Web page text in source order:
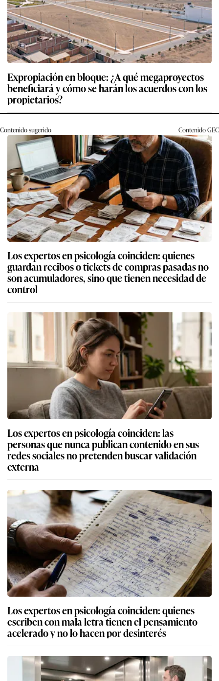
Expropiación en bloque: ¿A qué megaproyectos
beneficiará y cómo se harán los acuerdos con los
propietarios?
Contenido sugerido ContenidoGEC
Los expertos en psicología coinciden: quienes
guardan recibos o tickets de compras pasadas no
son acumuladores, sino que tienen necesidad de
control
Los expertos en psicología coinciden: las
personas que nunca publican contenido en sus
redes sociales no pretenden buscar validación
externa
Los expertos en psicología coinciden: quienes
escriben con mala letra tienen el pensamiento
acelerado y no lo hacen por desinterés